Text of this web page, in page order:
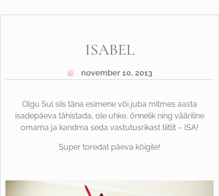
ISABEL
november 10, 2013
Olgu Sul siis täna esimene või juba mitmes aasta
isadepäeva tähistada, ole uhke, õnnelik ning vääriline
omama ja kandma seda vastutusrikast tiitlit – ISA!
Super toredat päeva kõigile!